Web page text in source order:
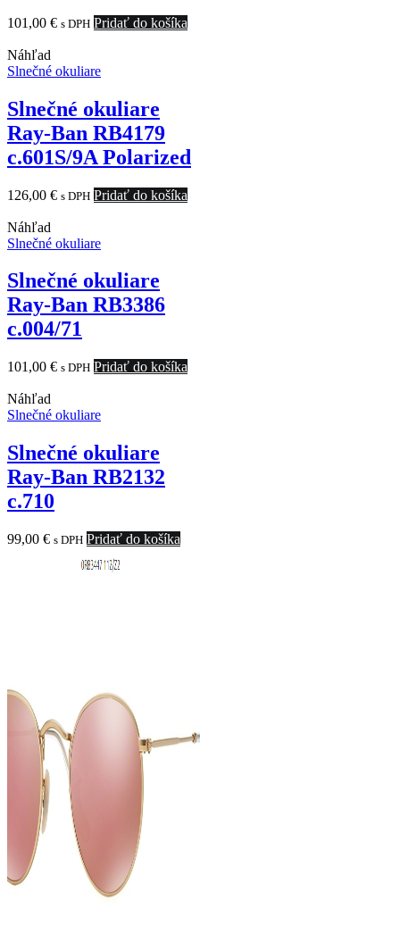
101,00 € s DPH Pridať do košíka
Náhľad
Slnečné okuliare
Slnečné okuliare
Ray-Ban RB4179
c.601S/9A Polarized
126,00 € s DPH Pridať do košíka
Náhľad
Slnečné okuliare
Slnečné okuliare
Ray-Ban RB3386
c.004/71
101,00 € s DPH Pridať do košíka
Náhľad
Slnečné okuliare
Slnečné okuliare
Ray-Ban RB2132
c.710
99,00 € s DPH Pridať do košíka